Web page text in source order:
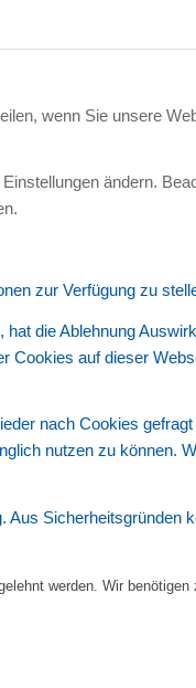
wenn Sie unsere
ändern.
zur Verfügung zu
die Ablehnung
auf dieser
nach Cookies
nutzen zu können.
werden. Wir